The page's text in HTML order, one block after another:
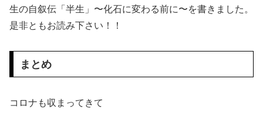
生の自叙伝「半生」〜化石に変わる前に〜を書きました。
是非ともお読み下さい！！
まとめ
コロナも収まってきて